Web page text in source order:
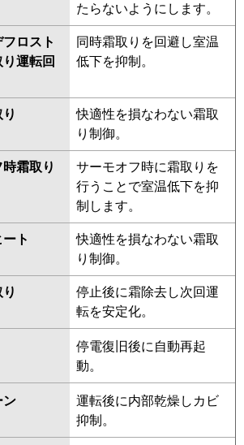
たらないようにします。
ロスト
り運転回
同時霜取りを回避し室温
低下を抑制。
快適性を損なわない霜取
り制御。
霜取り
サーモオフ時に霜取りを
行うことで室温低下を抑
制します。
ト
快適性を損なわない霜取
り制御。
停止後に霜除去し次回運
転を安定化。
停電復旧後に自動再起
動。
ン
運転後に内部乾燥しカビ
抑制。